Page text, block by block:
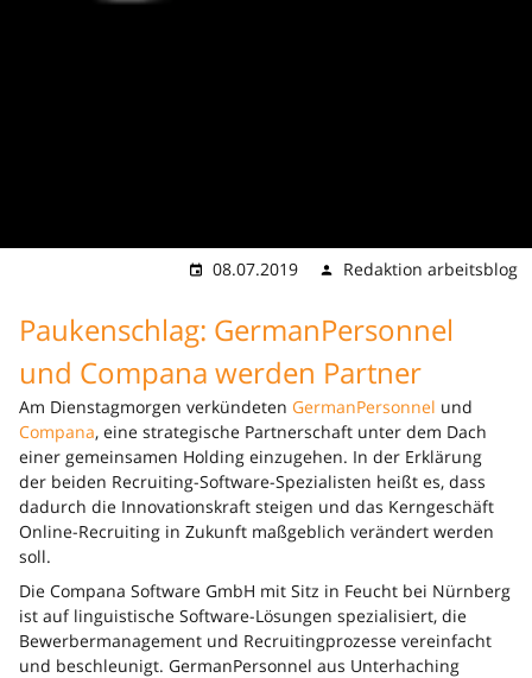
08.07.2019 Redaktion arbeitsblog
Paukenschlag: GermanPersonnel
und Compana werden Partner
Am Dienstagmorgen verkündeten GermanPersonnel und
Compana, eine strategische Partnerschaft unter dem Dach
einer gemeinsamen Holding einzugehen. In der Erklärung
der beiden Recruiting-Software-Spezialisten heißt es, dass
dadurch die Innovationskraft steigen und das Kerngeschäft
Online-Recruiting in Zukunft maßgeblich verändert werden
soll.
Die Compana Software GmbH mit Sitz in Feucht bei Nürnberg
ist auf linguistische Software-Lösungen spezialisiert, die
Bewerbermanagement und Recruitingprozesse vereinfacht
und beschleunigt. GermanPersonnel aus Unterhaching